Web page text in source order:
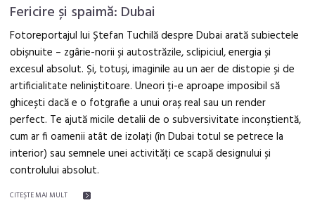
Fericire și spaimă: Dubai
Fotoreportajul lui Ștefan Tuchilă despre Dubai arată subiectele
obișnuite – zgârie-norii și autostrăzile, sclipiciul, energia și
excesul absolut. Și, totuși, imaginile au un aer de distopie și de
artificialitate neliniștitoare. Uneori ți-e aproape imposibil să
ghicești dacă e o fotgrafie a unui oraș real sau un render
perfect. Te ajută micile detalii de o subversivitate inconștientă,
cum ar fi oamenii atât de izolați (în Dubai totul se petrece la
interior) sau semnele unei activități ce scapă designului și
controlului absolut.
CITEŞTE MAI MULT